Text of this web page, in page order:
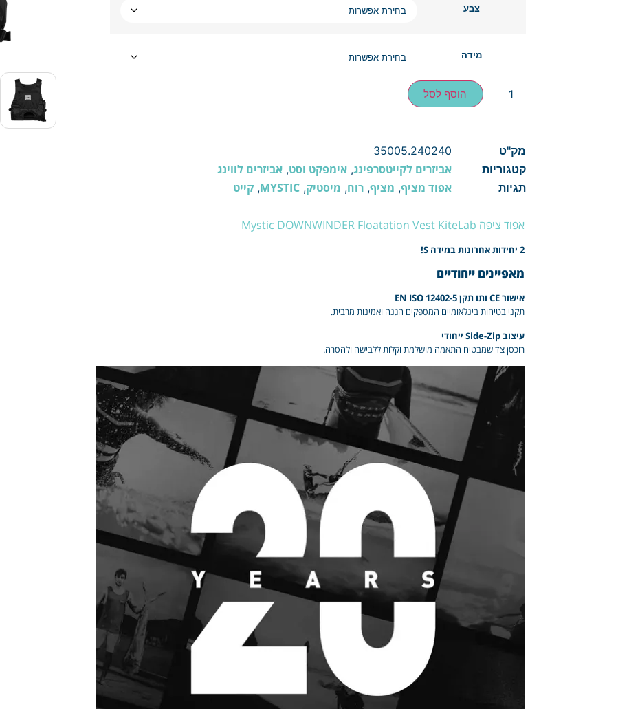
צבע
מידה
הוסף לסל
מק"ט
35005.240240
קטגוריות
אביזרים לקייטסרפינג,אימפקט וסט,אביזרים לווינג
תגיות אפוד מציף, מציף,רוח, מיסטיק,
MYSTIC
,קייט
אפוד ציפה Mystic DOWNWINDER Floatation Vest KiteLab
2 יחידות אחרונות במידה S!
מאפיינים ייחודיים
אישור CE ותו תקן EN ISO 12402-5
תקני בטיחות בינלאומיים המספקים הגנה ואמינות מרבית.
עיצוב Side-Zip ייחודי
רוכסן צד שמבטיח התאמה מושלמת וקלות ללבישה ולהסרה.